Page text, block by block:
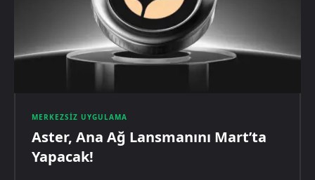
MERKEZSIZ UYGULAMA
Aster, Ana Ağ Lansmanını Mart’ta
Yapacak!